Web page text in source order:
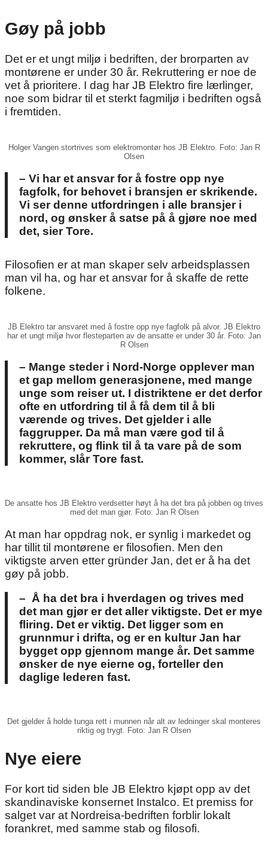
Gøy på jobb
Det er et ungt miljø i bedriften, der brorparten av
montørene er under 30 år. Rekruttering er noe de
vet å prioritere. I dag har JB Elektro fire lærlinger,
noe som bidrar til et sterkt fagmiljø i bedriften også
i fremtiden.
Holger Vangen stortrives som elektromontør hos JB Elektro. Foto: Jan R
Olsen
– Vi har et ansvar for å fostre opp nye
fagfolk, for behovet i bransjen er skrikende.
Vi ser denne utfordringen i alle bransjer i
nord, og ønsker å satse på å gjøre noe med
det, sier Tore.
Filosofien er at man skaper selv arbeidsplassen
man vil ha, og har et ansvar for å skaffe de rette
folkene.
JB Elektro tar ansvaret med å fostre opp nye fagfolk på alvor. JB Elektro
har et ungt miljø hvor flesteparten av de ansatte er under 30 år. Foto: Jan
R Olsen
– Mange steder i Nord-Norge opplever man
et gap mellom generasjonene, med mange
unge som reiser ut. I distriktene er det derfor
ofte en utfordring til å få dem til å bli
værende og trives. Det gjelder i alle
faggrupper. Da må man være god til å
rekruttere, og flink til å ta vare på de som
kommer, slår Tore fast.
De ansatte hos JB Elektro verdsetter høyt å ha det bra på jobben og trives
med det man gjør. Foto: Jan R Olsen
At man har oppdrag nok, er synlig i markedet og
har tillit til montørene er filosofien. Men den
viktigste arven etter gründer Jan, det er å ha det
gøy på jobb.
– Å ha det bra i hverdagen og trives med
det man gjør er det aller viktigste. Det er mye
fliring. Det er viktig. Det ligger som en
grunnmur i drifta, og er en kultur Jan har
bygget opp gjennom mange år. Det samme
ønsker de nye eierne og, forteller den
daglige lederen fast.
Det gjelder å holde tunga rett i munnen når alt av ledninger skal monteres
riktig og trygt. Foto: Jan R Olsen
Nye eiere
For kort tid siden ble JB Elektro kjøpt opp av det
skandinaviske konsernet Instalco. Et premiss for
salget var at Nordreisa-bedriften forblir lokalt
forankret, med samme stab og filosofi.